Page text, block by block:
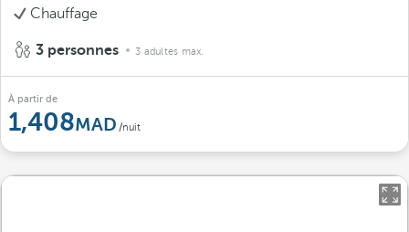
Chauffage
3 personnes 3 adultes max.
À partir de
1,408 /nuit